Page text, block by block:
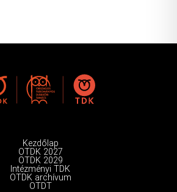
Kezdőlap
OTDK 2027
OTDK 2029
Intézményi TDK
OTDK archívum
OTDT